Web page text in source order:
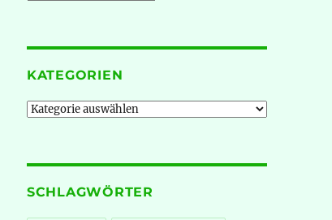
KATEGORIEN
Kategorien
SCHLAGWÖRTER